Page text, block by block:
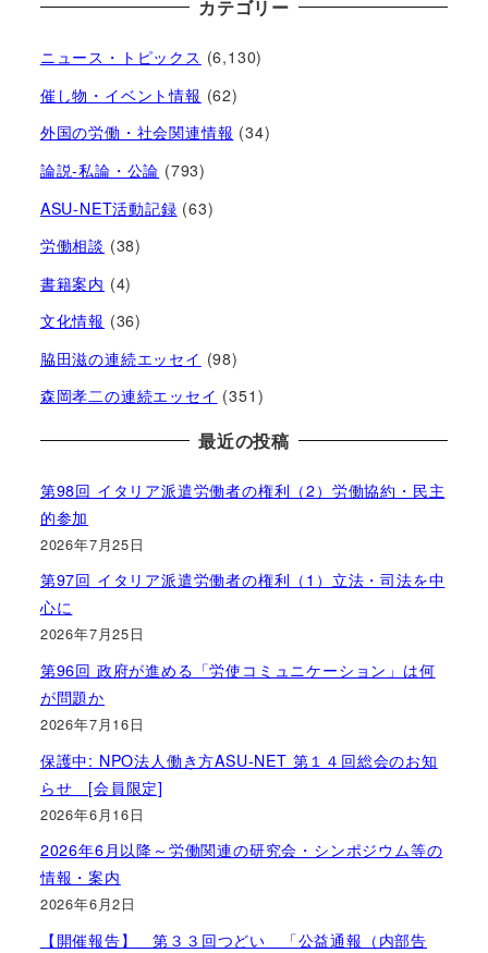
カテゴリー
ニュース・トピックス (6,130)
催し物・イベント情報 (62)
外国の労働・社会関連情報 (34)
論説-私論・公論 (793)
ASU-NET活動記録 (63)
労働相談 (38)
書籍案内 (4)
文化情報 (36)
脇田滋の連続エッセイ (98)
森岡孝二の連続エッセイ (351)
最近の投稿
第98回 イタリア派遣労働者の権利（2）労働協約・民主
的参加
2026年7月25日
第97回 イタリア派遣労働者の権利（1）立法・司法を中
心に
2026年7月25日
第96回 政府が進める「労使コミュニケーション」は何
が問題か
2026年7月16日
保護中: NPO法人働き方ASU-NET 第１４回総会のお知
らせ [会員限定]
2026年6月16日
2026年6月以降～労働関連の研究会・シンポジウム等の
情報・案内
2026年6月2日
【開催報告】 第３３回つどい 「公益通報（内部告